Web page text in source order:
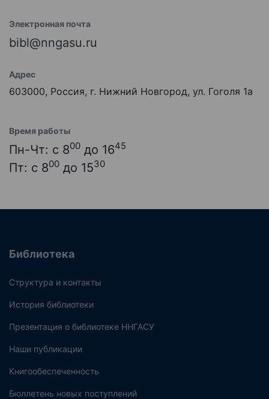
Электронная почта
bibl@nngasu.ru
Адрес
603000, Россия, г. Нижний Новгород, ул. Гоголя 1а
Время работы
Пн-Чт: с 800 до 1645
Пт: с 800 до 1530
Библиотека
Структура и контакты
История библиотеки
Презентация о библиотеке ННГАСУ
Наши публикации
Книгообеспеченность
Бюллетень новых поступлений